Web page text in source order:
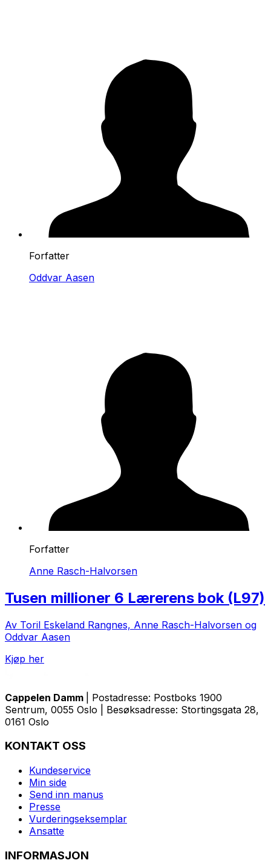
Forfatter
Oddvar Aasen
Forfatter
Anne Rasch-Halvorsen
Tusen millioner 6 Lærerens bok (L97)
Av Toril Eskeland Rangnes, Anne Rasch-Halvorsen og
Oddvar Aasen
Kjøp her
Cappelen Damm
| Postadresse: Postboks 1900
Sentrum, 0055 Oslo | Besøksadresse: Stortingsgata 28,
0161 Oslo
KONTAKT OSS
Kundeservice
Min side
Send inn manus
Presse
Vurderingseksemplar
Ansatte
INFORMASJON